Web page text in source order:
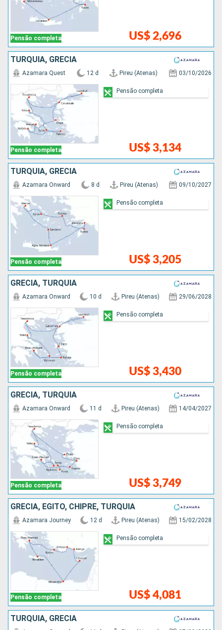
Pensão completa US$ 2,696
TURQUIA, GRÉCIA
Pensão completa
Azamara Quest 12 d Pireu (Atenas) 03/10/2026
US$ 3,134
Pensão completa
TURQUIA, GRÉCIA
Pensão completa
Azamara Onward 8 d Pireu (Atenas) 09/10/2027
US$ 3,205
Pensão completa
GRÉCIA, TURQUIA
Pensão completa
Azamara Onward 10 d Pireu (Atenas) 29/06/2028
US$ 3,430
Pensão completa
GRÉCIA, TURQUIA
Pensão completa
Azamara Onward 11 d Pireu (Atenas) 14/04/2027
US$ 3,749
Pensão completa
GRÉCIA, EGITO, CHIPRE, TURQUIA
Pensão completa
Azamara Journey 12 d Pireu (Atenas) 15/02/2028
US$ 4,081
Pensão completa
TURQUIA, GRÉCIA